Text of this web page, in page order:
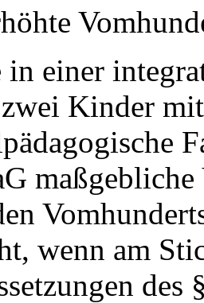
in einer
Kinder
maßgebliche
wenn am